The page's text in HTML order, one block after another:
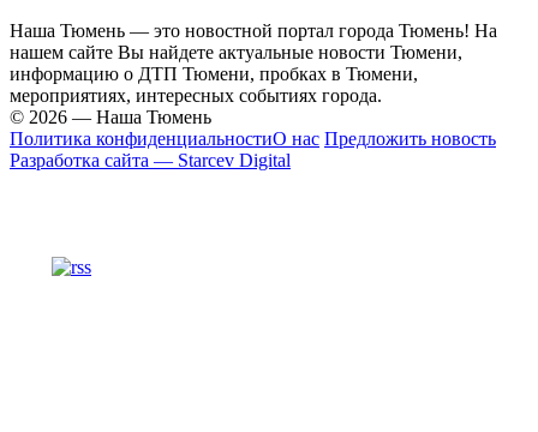
Наша Тюмень — это новостной портал города Тюмень! На
нашем сайте Вы найдете актуальные новости Тюмени,
информацию о ДТП Тюмени, пробках в Тюмени,
мероприятиях, интересных событиях города.
© 2026 — Наша Тюмень
Политика конфиденциальностиО нас Предложить новость
Разработка сайта — Starcev Digital